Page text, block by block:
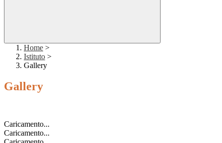
Home >
Istituto >
Gallery
Gallery
Caricamento...
Caricamento...